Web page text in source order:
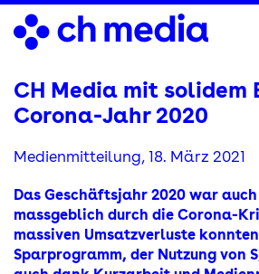
Direkt
zum
Inhalt
CH Media mit solidem
Corona-Jahr 2020
Medienmitteilung, 18. März 2021
Das Geschäftsjahr 2020 war
massgeblich durch die Corona-
massiven Umsatzverluste
Sparprogramm, der Nutzung von